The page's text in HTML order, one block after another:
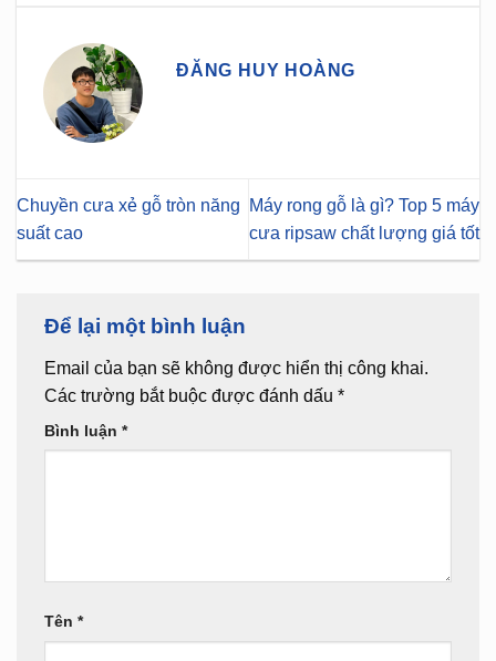
ĐĂNG HUY HOÀNG
Chuyền cưa xẻ gỗ tròn năng
suất cao
Máy rong gỗ là gì? Top 5 máy
cưa ripsaw chất lượng giá tốt
Để lại một bình luận
Email của bạn sẽ không được hiển thị công khai.
Các trường bắt buộc được đánh dấu *
Bình luận *
Tên *